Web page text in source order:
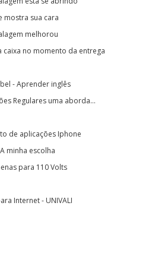
mostra sua cara
melhorou
caixa no momento da entrega
- Aprender inglês
Regulares uma aborda...
de aplicações Iphone
minha escolha
para 110 Volts
Internet - UNIVALI